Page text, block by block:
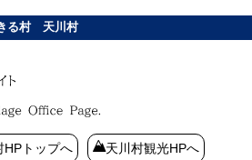
る村 天川村
天川村観光HPへ
HPトップへ